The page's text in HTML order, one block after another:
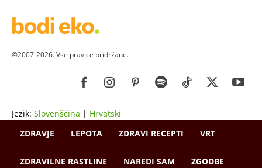
©2007-2026. Vse pravice pridržane.
Jezik: Slovenščina | Hrvatski
ZDRAVJE
LEPOTA ZDRAVI RECEPTI VRT
ZDRAVILNE RASTLINE NAREDI SAM ZGODBE